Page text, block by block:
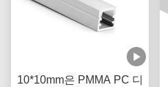
10*10mm은 PMMA PC 디